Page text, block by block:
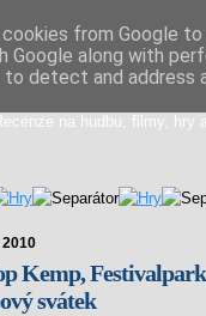
na hudbu, filmy,
Kemp,
svátek
from Google
Google along with
detect and address